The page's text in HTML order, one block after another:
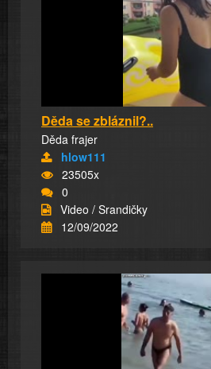
Děda se zbláznil?..
Děda frajer
hlow111
23505x
0
Video / Srandičky
12/09/2022